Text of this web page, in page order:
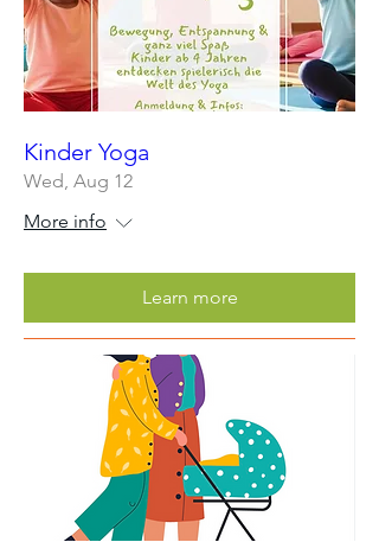
Kinder Yoga
Wed, Aug 12
More info
Learn more